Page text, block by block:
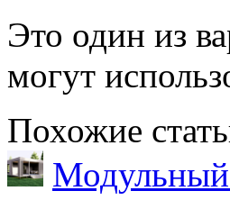
Это один из
могут
Похожие
Модульный